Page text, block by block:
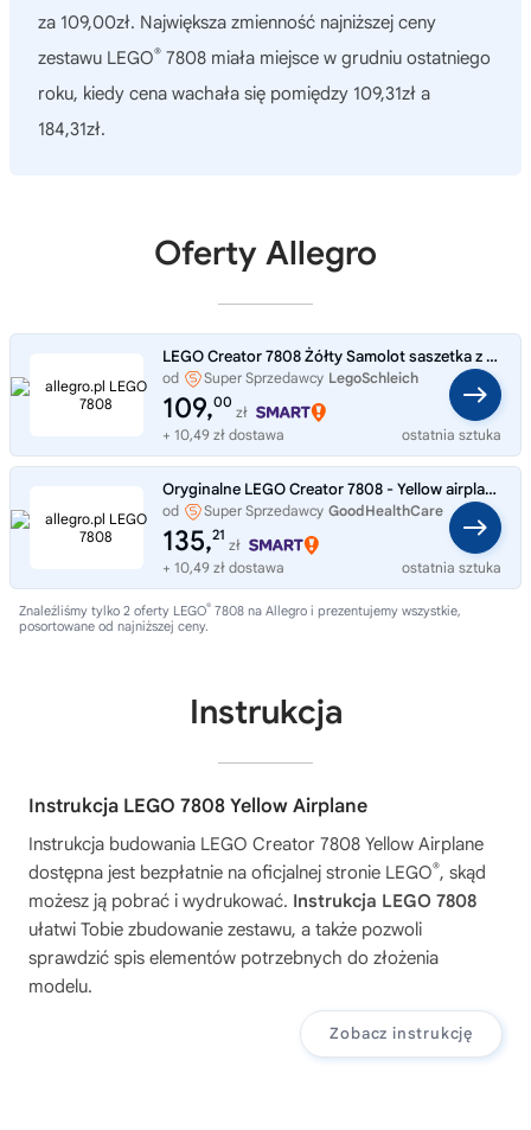
za 109,00zł. Największa zmienność najniższej ceny
zestawu LEGO® 7808 miała miejsce w grudniu ostatniego
roku, kiedy cena wachała się pomiędzy 109,31zł a
184,31zł.
Oferty Allegro
LEGO Creator 7808 Żółty Samolot saszetka z klockami unikat model wycofany
od Super Sprzedawcy LegoSchleich
109,00
zł
+ 10,49 zł dostawa
ostatnia sztuka
Oryginalne LEGO Creator 7808 - Yellow airplaney Samolot Klocki NOWE
od Super Sprzedawcy GoodHealthCare
135,21
zł
+ 10,49 zł dostawa
ostatnia sztuka
Znaleźliśmy tylko 2 oferty LEGO® 7808 na Allegro i prezentujemy wszystkie,
posortowane od najniższej ceny.
Instrukcja
Instrukcja LEGO 7808 Yellow Airplane
Instrukcja budowania LEGO Creator 7808 Yellow Airplane
dostępna jest bezpłatnie na oficjalnej stronie LEGO®, skąd
możesz ją pobrać i wydrukować. Instrukcja LEGO 7808
ułatwi Tobie zbudowanie zestawu, a także pozwoli
sprawdzić spis elementów potrzebnych do złożenia
modelu.
Zobacz instrukcję